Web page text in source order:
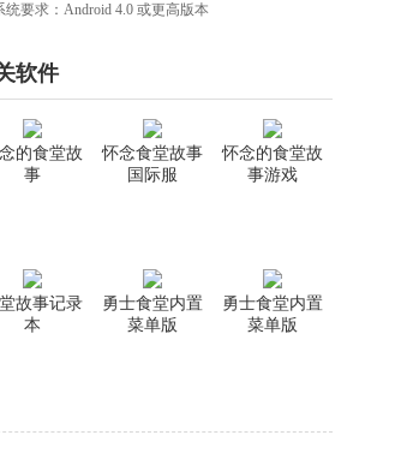
统要求：Android 4.0 或更高版本
软件
怀念的食堂故
事游戏
怀念食堂故事
国际服
的食堂故
事
勇士食堂内置
菜单版
勇士食堂内置
菜单版
故事记录
本